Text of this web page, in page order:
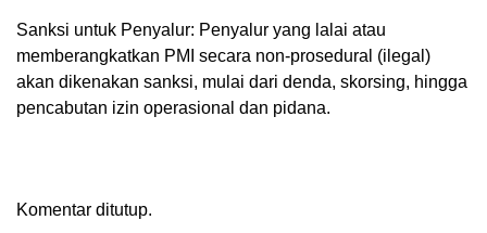
Sanksi untuk Penyalur: Penyalur yang lalai atau
memberangkatkan PMI secara non-prosedural (ilegal)
akan dikenakan sanksi, mulai dari denda, skorsing, hingga
pencabutan izin operasional dan pidana.
Komentar ditutup.